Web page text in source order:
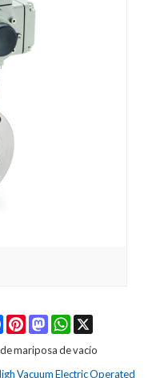
FacebookPinterestMastodonWhatsApp
mariposa de vacío
Vacuum Electric Operated